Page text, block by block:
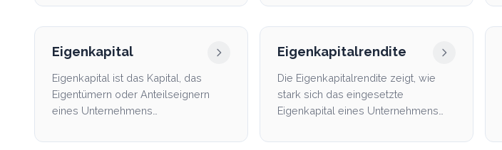
ist.
Eigenkapital
Eigenkapital ist das Kapital, das
Eigentümern oder Anteilseignern
eines Unternehmens
selbst...
Eigenkapitalrendite
Die Eigenkapitalrendite zeigt, wie
stark sich das eingesetzte
Eigenkapital eines Unternehmens